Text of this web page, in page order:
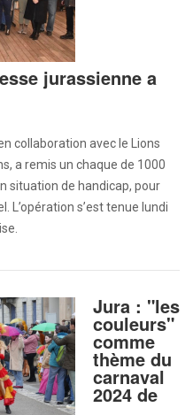
jurassienne a
collaboration avec le Lions
a remis un chaque de 1000
situation de handicap, pour
L’opération s’est tenue lundi
Jura : "les
couleurs"
comme
thème du
carnaval
2024 de